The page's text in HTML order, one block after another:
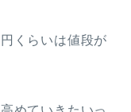
くらいは値段が